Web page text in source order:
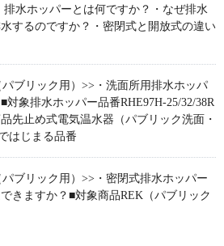
排水ホッパーとは何ですか？・なぜ排水
するのですか？・密閉式と開放式の違い
ブリック用）>>・洗面所用排水ホッパ
対象排水ホッパー品番RHE97H-25/32/38R
先止め式電気温水器（パブリック洗面・
はじまる品番
ブリック用）>>・密閉式排水ホッパー
きますか？■対象商品REK（パブリック